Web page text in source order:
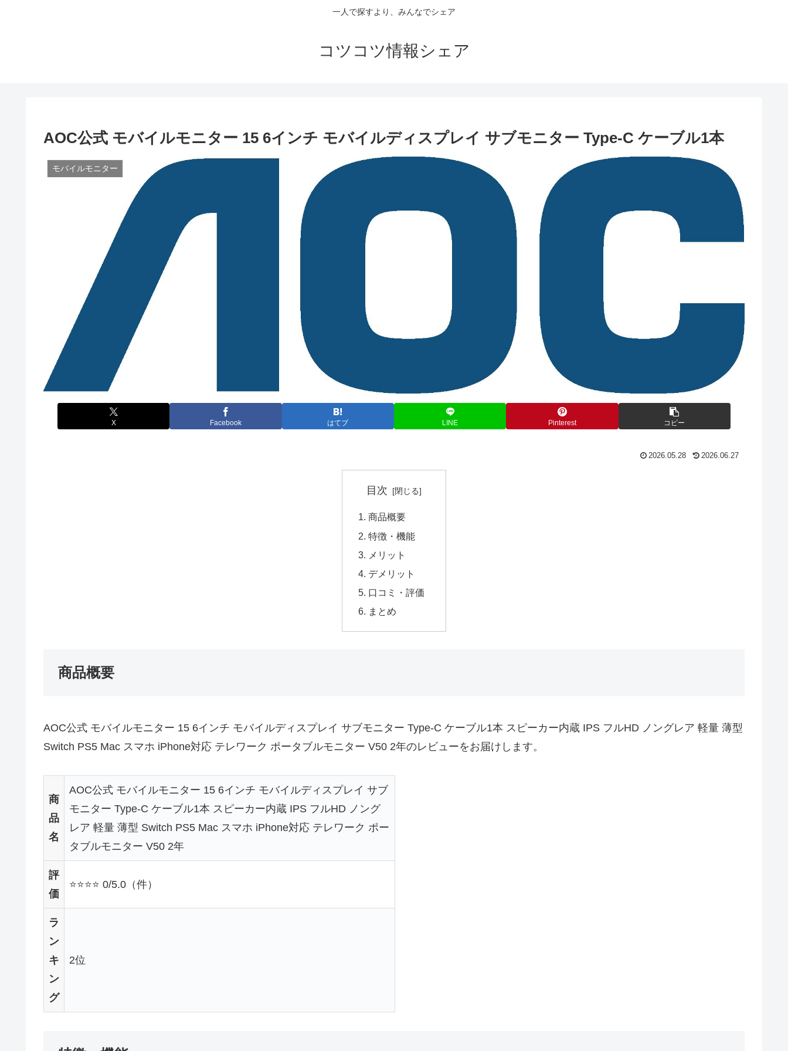
一人で探すより、みんなでシェア
コツコツ情報シェア
AOC公式 モバイルモニター 15 6インチ モバイルディスプレイ サブモニター Type-C ケーブル1本
モバイルモニター
X Facebook はてブ LINE Pinterest コピー
2026.05.28 2026.06.27
目次
商品概要
特徴・機能
メリット
デメリット
口コミ・評価
まとめ
商品概要
AOC公式 モバイルモニター 15 6インチ モバイルディスプレイ サブモニター Type-C ケーブル1本 スピーカー内蔵 IPS フルHD ノングレア 軽量 薄型
Switch PS5 Mac スマホ iPhone対応 テレワーク ポータブルモニター V50 2年のレビューをお届けします。
商
品
名
AOC公式 モバイルモニター 15 6インチ モバイルディスプレイ サブ
モニター Type-C ケーブル1本 スピーカー内蔵 IPS フルHD ノング
レア 軽量 薄型 Switch PS5 Mac スマホ iPhone対応 テレワーク ポー
タブルモニター V50 2年
評
価
⭐⭐⭐⭐ 0/5.0（件）
ラ
ン
キ
ン
グ
2位